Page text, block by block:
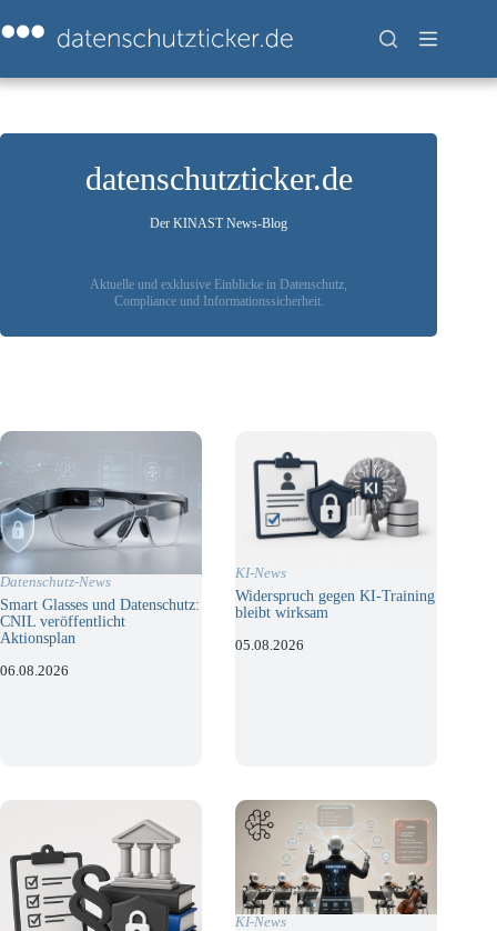
Inhalt
springen
datenschutzticker.de
Der KINAST News-Blog
Aktuelle und exklusive Einblicke in Datenschutz,
Compliance und Informationssicherheit.
Datenschutz-News
Smart Glasses und Datenschutz:
CNIL veröffentlicht
Aktionsplan
06.08.2026
KI-News
Widerspruch gegen KI-Training
bleibt wirksam
05.08.2026
KI-News